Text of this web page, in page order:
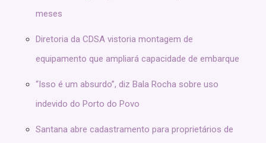
meses
Diretoria da CDSA vistoria montagem de
equipamento que ampliará capacidade de embarque
“Isso é um absurdo”, diz Bala Rocha sobre uso
indevido do Porto do Povo
Santana abre cadastramento para proprietários de